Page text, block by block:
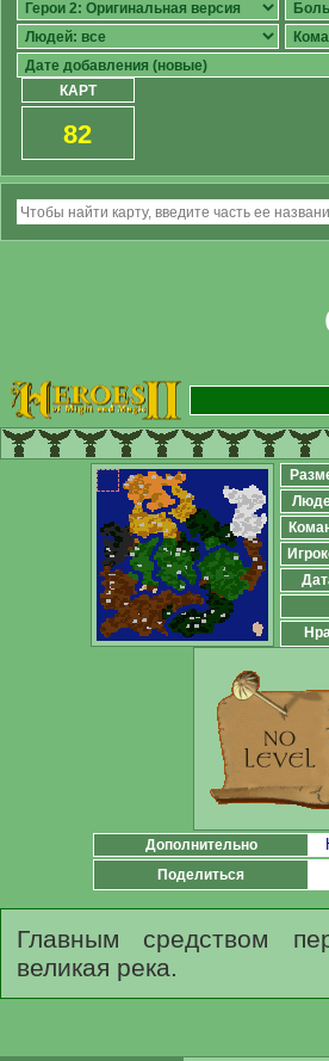
КАРТ
82
Дополнительно
Поделиться
Главным средством
великая река.